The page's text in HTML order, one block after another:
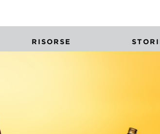
RISORSE